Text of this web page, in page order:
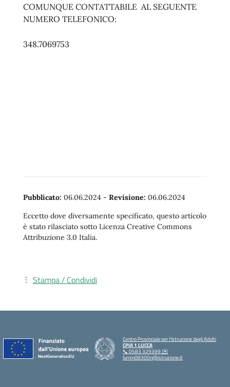
COMUNQUE CONTATTABILE AL SEGUENTE
NUMERO TELEFONICO:
348.7069753
Pubblicato: 06.06.2024 - Revisione: 06.06.2024
Eccetto dove diversamente specificato, questo articolo
è stato rilasciato sotto Licenza Creative Commons
Attribuzione 3.0 Italia.
Stampa / Condividi
Centro Provinciale per l'Istruzione degli Adulti
CPIA 1 LUCCA
📞 0583 329399 ✉️
lumm08300n@istruzione.it